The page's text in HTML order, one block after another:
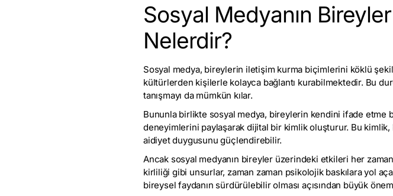
Sosyal Medyanın
Nelerdir?
Sosyal medya, bireylerin iletişim kurma biçimlerini köklü
kültürlerden kişilerle kolayca bağlantı kurabilmektedir. Bu
tanışmayı da mümkün kılar.
Bununla birlikte sosyal medya, bireylerin kendini ifade etme
deneyimlerini paylaşarak dijital bir kimlik oluşturur. Bu
aidiyet duygusunu güçlendirebilir.
Ancak sosyal medyanın bireyler üzerindeki etkileri her
kirliliği gibi unsurlar, zaman zaman psikolojik baskılara yol
bireysel faydanın sürdürülebilir olması açısından büyük önem